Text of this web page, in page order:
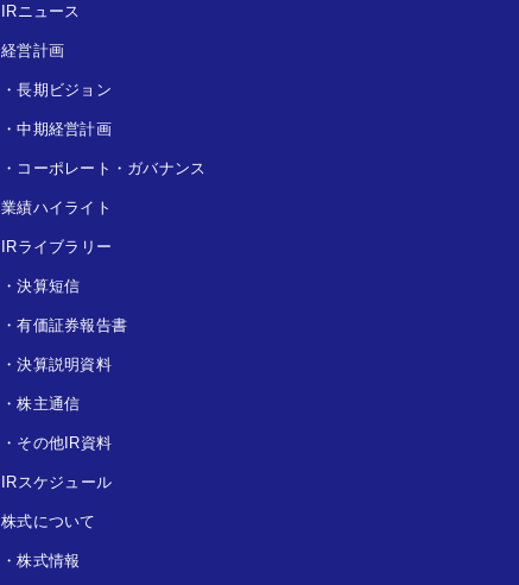
IRニュース
経営計画
・長期ビジョン
・中期経営計画
・ コーポレート・ガバナンス
業績ハイライト
IRライブラリー
・決算短信
・有価証券報告書
・決算説明資料
・株主通信
・ その他IR資料
IRスケジュール
株式について
・株式情報